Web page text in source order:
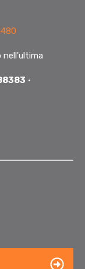
nell'ultima
·